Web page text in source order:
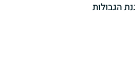
הגבולות